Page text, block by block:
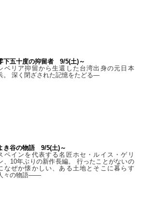
下五十度の抑留者 9/5(土)～
ベリア抑留から生還した台湾出身の元日本
。 深く閉ざされた記憶をたどる—
き谷の物語 9/5(土)～
ペインを代表する名匠ホセ・ルイス・ゲリ
、10年ぶりの新作長編。 行ったことがないの
なぜか懐かしい、ある土地とそこに暮らす
々の物語――